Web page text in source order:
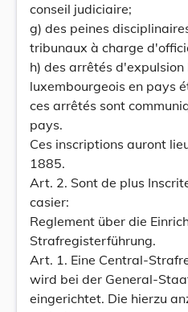
conseil judiciaire;
g) des peines
tribunaux à charge
h) des arrêtés
luxembourgeois en pays
ces arrêtés sont
pays.
Ces inscriptions auront
1885.
Art. 2. Sont de plus
casier:
Reglement über die
Strafregisterführung.
Art. 1. Eine Central-
wird bei der General-
eingerichtet. Die hierzu